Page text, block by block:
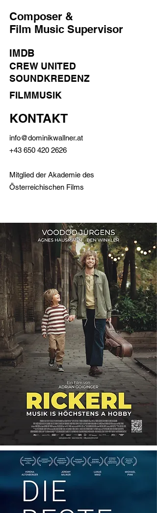
Composer &
Film Music Supervisor
IMDB
CREW UNITED
SOUNDKREDENZ
FILMMUSIK
KONTAKT
info@dominikwallner.at
+43 650 420 2626
Mitglied der Akademie des
Österreichischen Films